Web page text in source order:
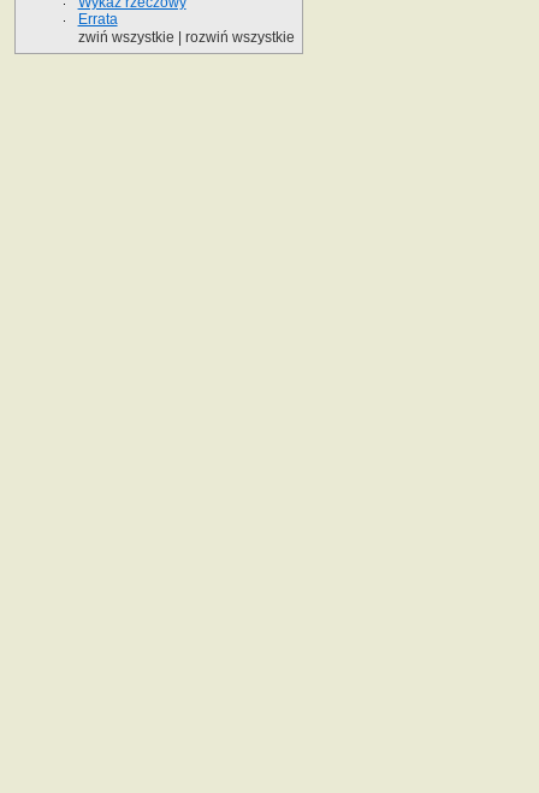
Errata
zwiń wszystkie
rozwiń wszystkie